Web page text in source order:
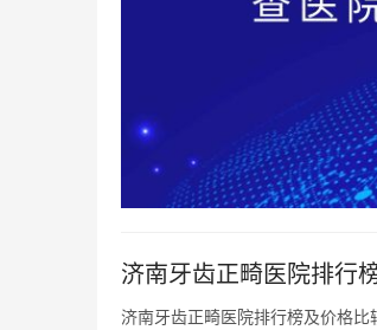
济南牙齿正畸医院排行
济南牙齿正畸医院排行榜及价格